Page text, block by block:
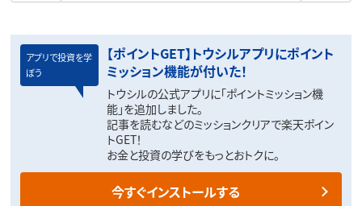
アプリで投資を学
ぼう
【ポイントGET】トウシルアプリにポイント
ミッション機能が付いた！
トウシルの公式アプリに「ポイントミッション機
能」を追加しました。
記事を読むなどのミッションクリアで楽天ポイン
トGET！
お金と投資の学びをもっとおトクに。
今すぐインストールする